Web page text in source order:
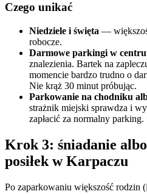
Czego unikać
Niedziele i święta —
robocze.
Darmowe parkingi w
znalezienia. Bartek na
momencie bardzo trudno o
Nie krąż 30 minut próbując.
Parkowanie na chodniku
strażnik miejski sprawdza i
zapłacić za normalny parking.
Krok 3: śniadanie
posiłek w Karpaczu
Po zaparkowaniu większość rodzin